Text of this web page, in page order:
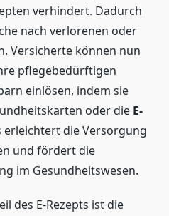
verhindert. Dadurch
nach verlorenen oder
Versicherte können nun
pflegebedürftigen
einlösen, indem sie
oder die E-
erleichtert die Versorgung
und fördert die
im Gesundheitswesen.
des E-Rezepts ist die